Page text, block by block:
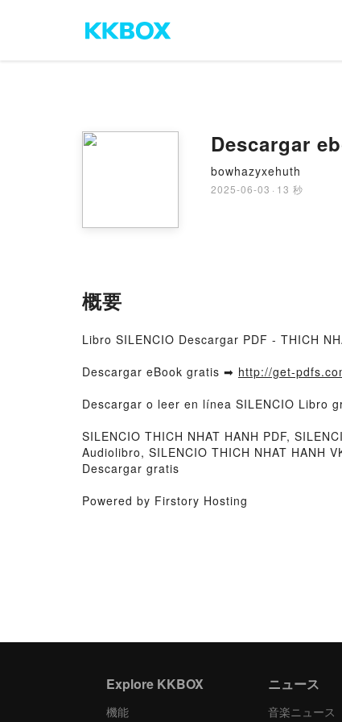
Descargar
bowhazyxehuth
2025-06-03 · 13 秒
概要
Libro SILENCIO Descargar PDF - THICH
Descargar eBook gratis ➡ http://get-
Descargar o leer en línea SILENCIO Libro
SILENCIO THICH NHAT HANH PDF,
Audiolibro, SILENCIO THICH NHAT HANH
Descargar gratis
Powered by Firstory Hosting
Explore KKBOX
機能
ニュース
音楽ニュース